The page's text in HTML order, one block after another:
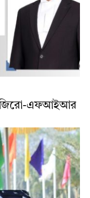
জিরো-এফআইআর